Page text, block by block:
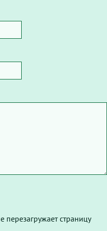
перезагружает страницу